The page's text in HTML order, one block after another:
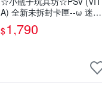
A) 全新未拆封卡匣--ω 迷宮
《ω Labyrinth》(日版)
$1,790